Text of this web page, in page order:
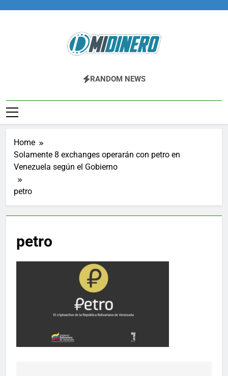
Midinero.co
Fintech, Criptomonedas
RANDOM NEWS
Home
Solamente 8 exchanges operarán con petro en
Venezuela según el Gobierno
petro
petro